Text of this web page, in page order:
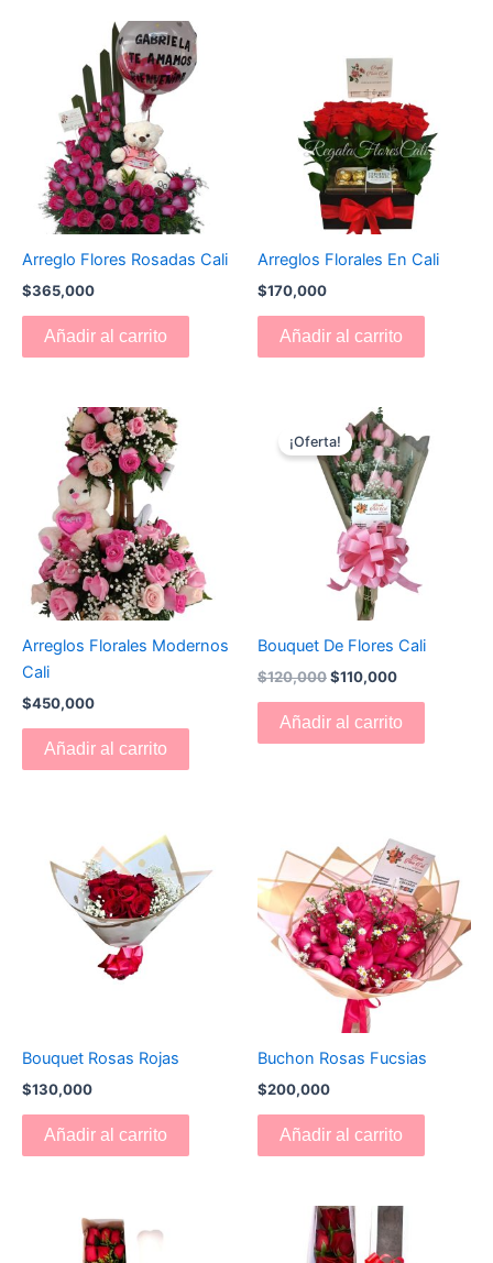
Arreglo Flores Rosadas Cali
$365,000
Añadir al carrito
Arreglos Florales En Cali
$170,000
Añadir al carrito
Arreglos Florales Modernos
Cali
$450,000
Añadir al carrito
¡Oferta!
Bouquet De Flores Cali
$120,000
precio
original
era:
$120,000.
$110,000
precio
actual
es:
$110,000.
Añadir al carrito
Bouquet Rosas Rojas
$130,000
Añadir al carrito
Buchon Rosas Fucsias
$200,000
Añadir al carrito